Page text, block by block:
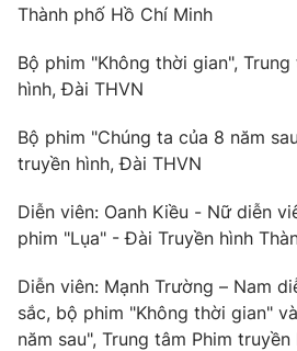
Thành phố Hồ Chí Minh
Bộ phim "Không thời gian",
hình, Đài THVN
Bộ phim "Chúng ta của 8 năm
truyền hình, Đài THVN
Diễn viên: Oanh Kiều - Nữ diễn
phim "Lụa" - Đài Truyền hình
Diễn viên: Mạnh Trường – Nam
sắc, bộ phim "Không thời gian"
năm sau", Trung tâm Phim